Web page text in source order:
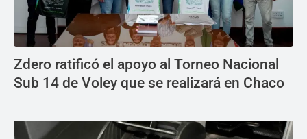
Zdero ratificó el apoyo al Torneo Nacional
Sub 14 de Voley que se realizará en Chaco